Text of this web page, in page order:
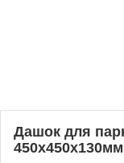
Дашок для
450х450х130мм